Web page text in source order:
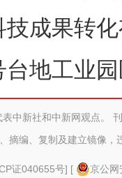
成果转
地工业
中新社和中新网观点。
摘编、复制及建立镜像，
证040655号] [
京公